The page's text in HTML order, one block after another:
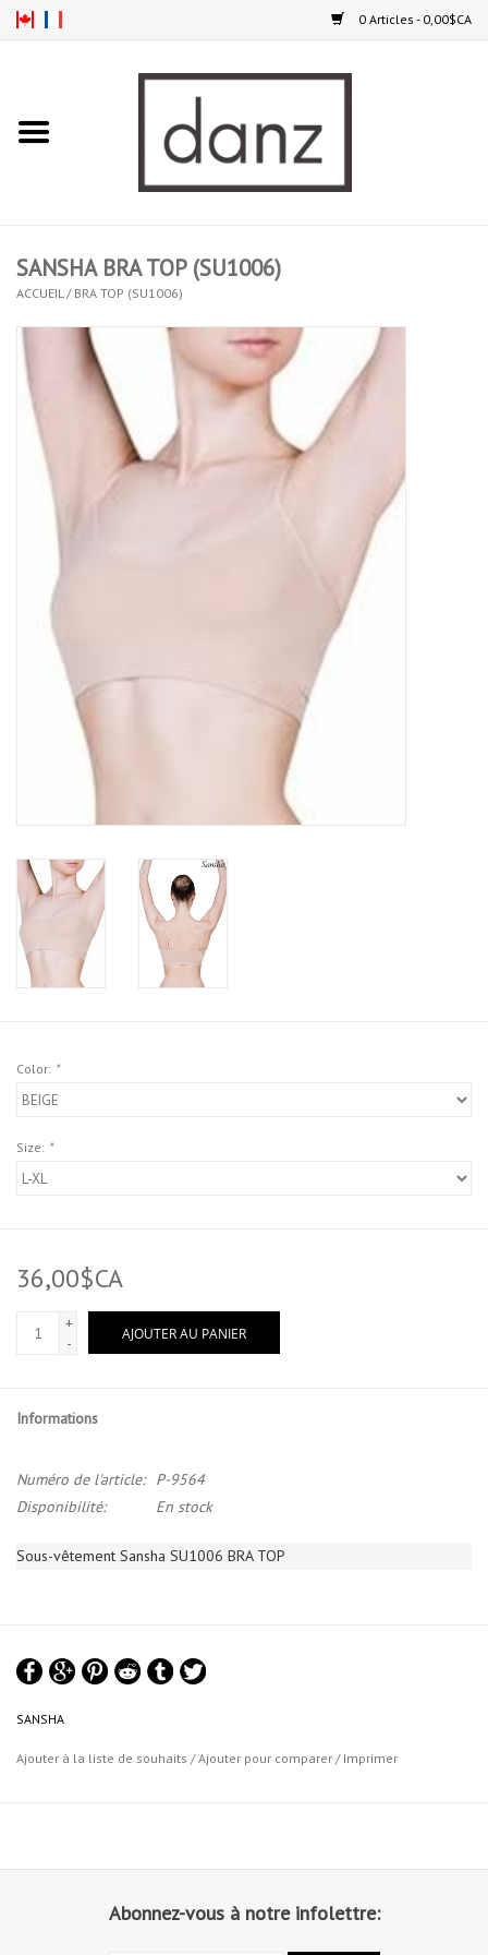
0 Articles - 0,00$CA
COLLANTS
SOULIERS
HOMMES
ENFANTS
SPÉCIAUX- VENTE FINALE
PARTENARIAT
FAIT AU QUEBEC
SANSHA BRA TOP (SU1006)
ACCUEIL / BRA TOP (SU1006)
Color: *
Size: *
36,00$CA
+
-
AJOUTER AU PANIER
Informations
Numéro de l'article:
P-9564
Disponibilité:
En stock
Sous-vêtement Sansha SU1006 BRA TOP
SANSHA
Ajouter à la liste de souhaits /Ajouter pour comparer / Imprimer
Abonnez-vous à notre infolettre: